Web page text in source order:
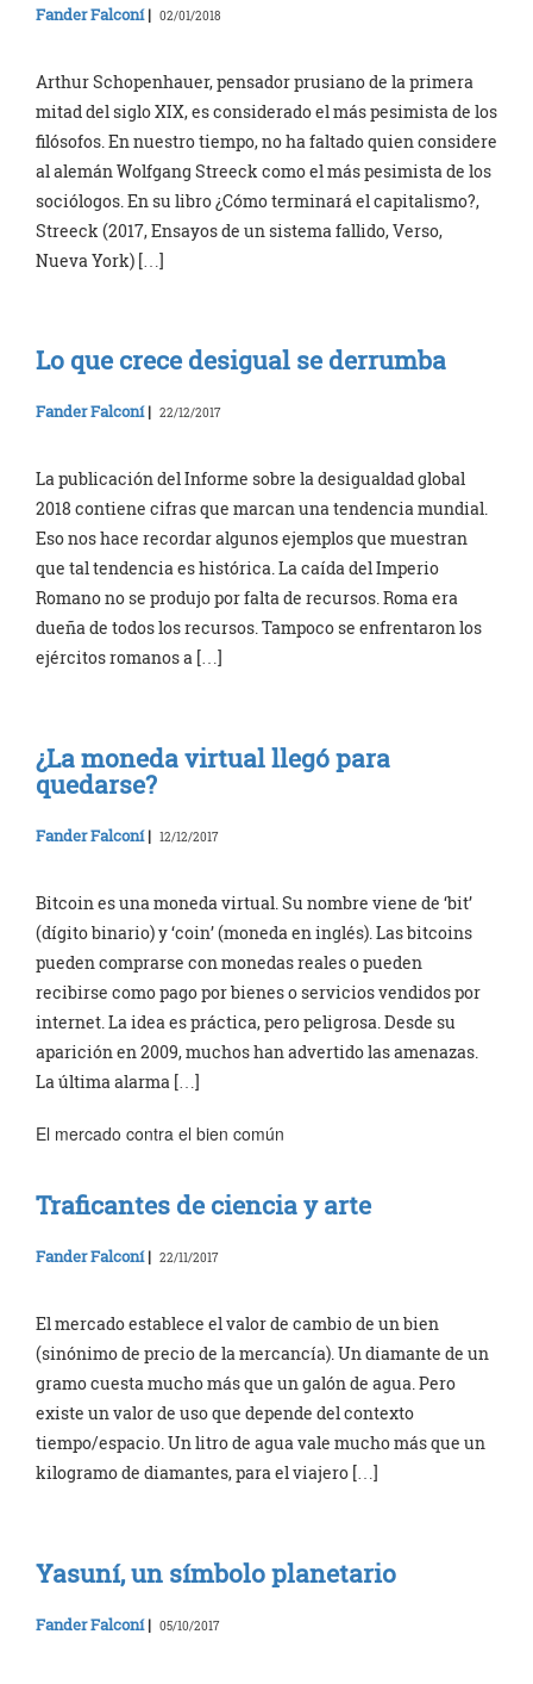
Fander Falconí| 02/01/2018
Arthur Schopenhauer, pensador prusiano de la primera
mitad del siglo XIX, es considerado el más pesimista de los
filósofos. En nuestro tiempo, no ha faltado quien considere
al alemán Wolfgang Streeck como el más pesimista de los
sociólogos. En su libro ¿Cómo terminará el capitalismo?,
Streeck (2017, Ensayos de un sistema fallido, Verso,
Nueva York) […]
Lo que crece desigual se derrumba
Fander Falconí| 22/12/2017
La publicación del Informe sobre la desigualdad global
2018 contiene cifras que marcan una tendencia mundial.
Eso nos hace recordar algunos ejemplos que muestran
que tal tendencia es histórica. La caída del Imperio
Romano no se produjo por falta de recursos. Roma era
dueña de todos los recursos. Tampoco se enfrentaron los
ejércitos romanos a […]
¿La moneda virtual llegó para
quedarse?
Fander Falconí| 12/12/2017
Bitcoin es una moneda virtual. Su nombre viene de ‘bit’
(dígito binario) y ‘coin’ (moneda en inglés). Las bitcoins
pueden comprarse con monedas reales o pueden
recibirse como pago por bienes o servicios vendidos por
internet. La idea es práctica, pero peligrosa. Desde su
aparición en 2009, muchos han advertido las amenazas.
La última alarma […]
El mercado contra el bien común
Traficantes de ciencia y arte
Fander Falconí| 22/11/2017
El mercado establece el valor de cambio de un bien
(sinónimo de precio de la mercancía). Un diamante de un
gramo cuesta mucho más que un galón de agua. Pero
existe un valor de uso que depende del contexto
tiempo/espacio. Un litro de agua vale mucho más que un
kilogramo de diamantes, para el viajero […]
Yasuní, un símbolo planetario
Fander Falconí| 05/10/2017